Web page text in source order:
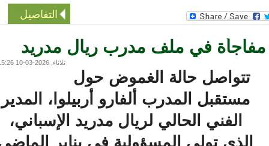
التفاصيل
في ملف مدرب ريال مدريد
ثلاثاء, 2026-03-10 15:26
تتواصل حالة الغموض حول
مستقبل المدرب ألفارو أربيلوا، المدير
الفني الحالي لريال مدريد الإسباني،
الذي تولى المسؤولية في يناير الماضي